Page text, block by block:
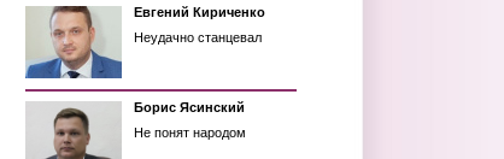
Евгений Кириченко
Неудачно станцевал
Борис Ясинский
Не понят народом